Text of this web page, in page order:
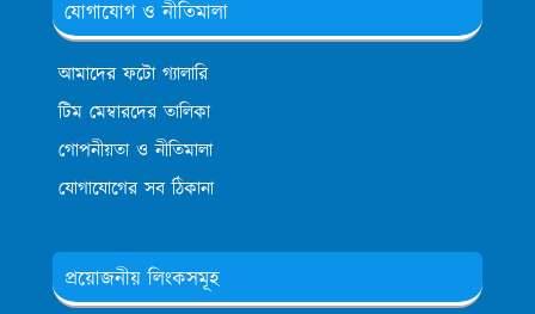
যোগাযোগ ও নীতিমালা
আমাদের ফটো গ্যালারি
টিম মেম্বারদের তালিকা
গোপনীয়তা ও নীতিমালা
যোগাযোগের সব ঠিকানা
প্রয়োজনীয় লিংকসমূহ